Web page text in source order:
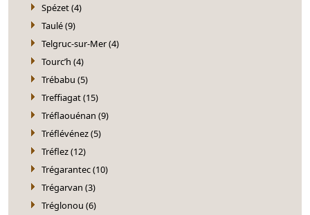
Spézet (4)
Taulé (9)
Telgruc-sur-Mer (4)
Tourc’h (4)
Trébabu (5)
Treffiagat (15)
Tréflaouénan (9)
Tréflévénez (5)
Tréflez (12)
Trégarantec (10)
Trégarvan (3)
Tréglonou (6)